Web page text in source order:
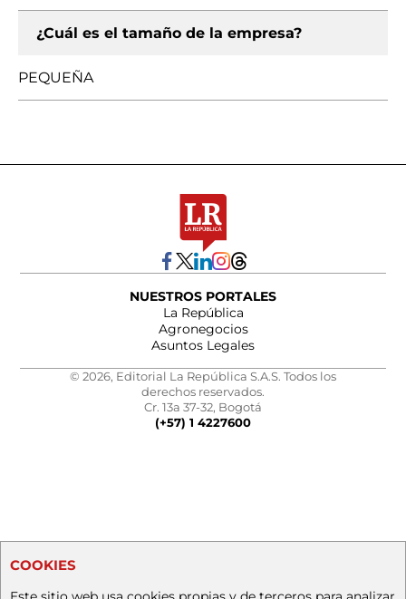
¿Cuál es el tamaño de la empresa?
PEQUEÑA
NUESTROS PORTALES
La República
Agronegocios
Asuntos Legales
© 2026, Editorial La República S.A.S. Todos los
derechos reservados.
Cr. 13a 37-32, Bogotá
(+57) 1 4227600
COOKIES